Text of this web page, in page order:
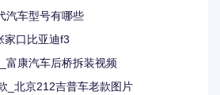
汽车型号有哪些
家口比亚迪f3
富康汽车后桥拆装视频
_北京212吉普车老款图片